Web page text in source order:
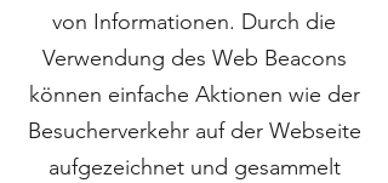
von Informationen. Durch die
Verwendung des Web Beacons
können einfache Aktionen wie der
Besucherverkehr auf der Webseite
aufgezeichnet und gesammelt